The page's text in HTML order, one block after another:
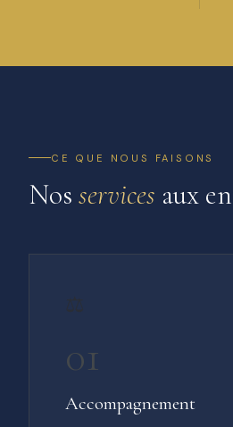
CE QUE NOUS FAISONS
Nos services aux
01
Accompagnement